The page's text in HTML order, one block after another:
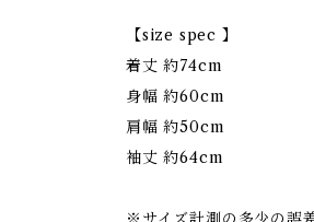
【size spec 】
着丈 約74cm
身幅 約60cm
肩幅 約50cm
袖丈 約64cm